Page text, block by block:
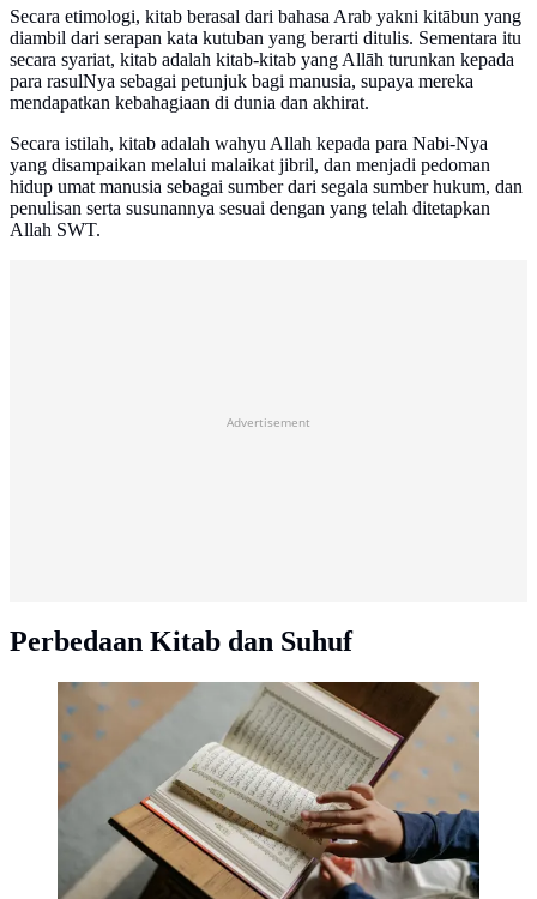
Secara etimologi, kitab berasal dari bahasa Arab yakni kitābun yang
diambil dari serapan kata kutuban yang berarti ditulis. Sementara itu
secara syariat, kitab adalah kitab-kitab yang Allāh turunkan kepada
para rasulNya sebagai petunjuk bagi manusia, supaya mereka
mendapatkan kebahagiaan di dunia dan akhirat.
Secara istilah, kitab adalah wahyu Allah kepada para Nabi-Nya
yang disampaikan melalui malaikat jibril, dan menjadi pedoman
hidup umat manusia sebagai sumber dari segala sumber hukum, dan
penulisan serta susunannya sesuai dengan yang telah ditetapkan
Allah SWT.
Advertisement
Perbedaan Kitab dan Suhuf